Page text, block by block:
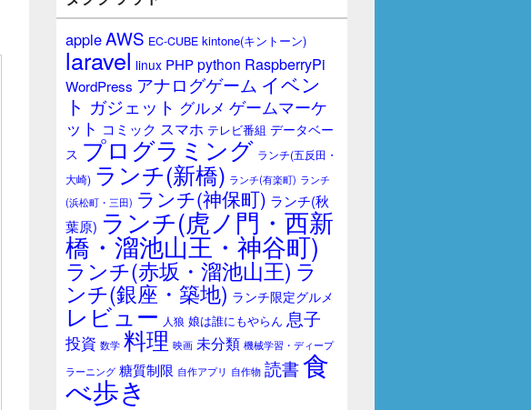
ジ
ッ
ト
appleAWS EC-CUBE kintone(キントーン)
laravel linux PHPpython RaspberryPi
WordPress アナログゲーム イベン
ト ガジェット グルメ ゲームマーケ
ット コミック スマホ テレビ番組 データベー
ス プログラミング ランチ(五反田・
大崎) ランチ(新橋) ランチ(有楽町) ランチ
(浜松町・三田) ランチ(神保町) ランチ(秋
葉原) ランチ(虎ノ門・西新
橋・溜池山王・神谷町)
ランチ(赤坂・溜池山王) ラ
ンチ(銀座・築地) ランチ限定グルメ
レビュー 人狼 娘は誰にもやらん 息子
投資 数学 料理 映画 未分類 機械学習・ディープ
ラーニング 糖質制限 自作アプリ 自作物 読書食
べ歩き